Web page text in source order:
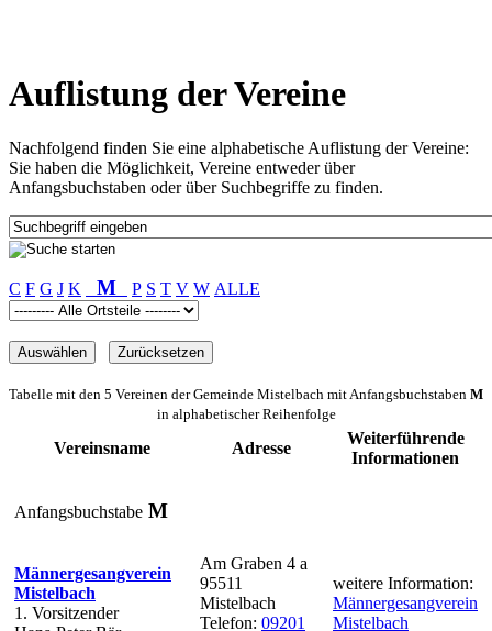
Auflistung der Vereine
Nachfolgend finden Sie eine alphabetische Auflistung der Vereine:
Sie haben die Möglichkeit, Vereine entweder über
Anfangsbuchstaben oder über Suchbegriffe zu finden.
C F G J K M P S T V W ALLE
Tabelle mit den 5 Vereinen der Gemeinde Mistelbach mit Anfangsbuchstaben M
in alphabetischer Reihenfolge
Vereinsname Adresse
Weiterführende
Informationen
Anfangsbuchstabe M
Männergesangverein
Mistelbach
1. Vorsitzender
Am Graben 4 a
95511
Mistelbach
Telefon: 09201
weitere Information:
Männergesangverein
Mistelbach